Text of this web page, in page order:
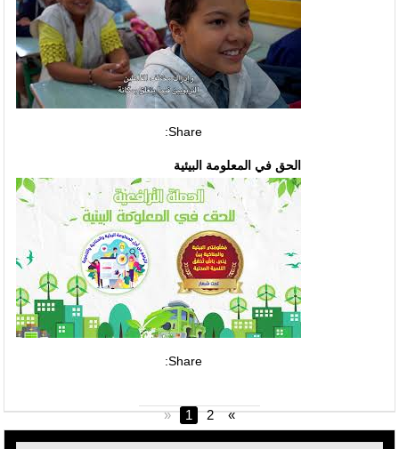
Share:
الحق في المعلومة البيئية
Share:
« 1 2 »